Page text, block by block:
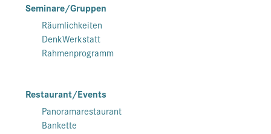
Seminare/Gruppen
Räumlichkeiten
DenkWerkstatt
Rahmenprogramm
Restaurant/Events
Panoramarestaurant
Bankette